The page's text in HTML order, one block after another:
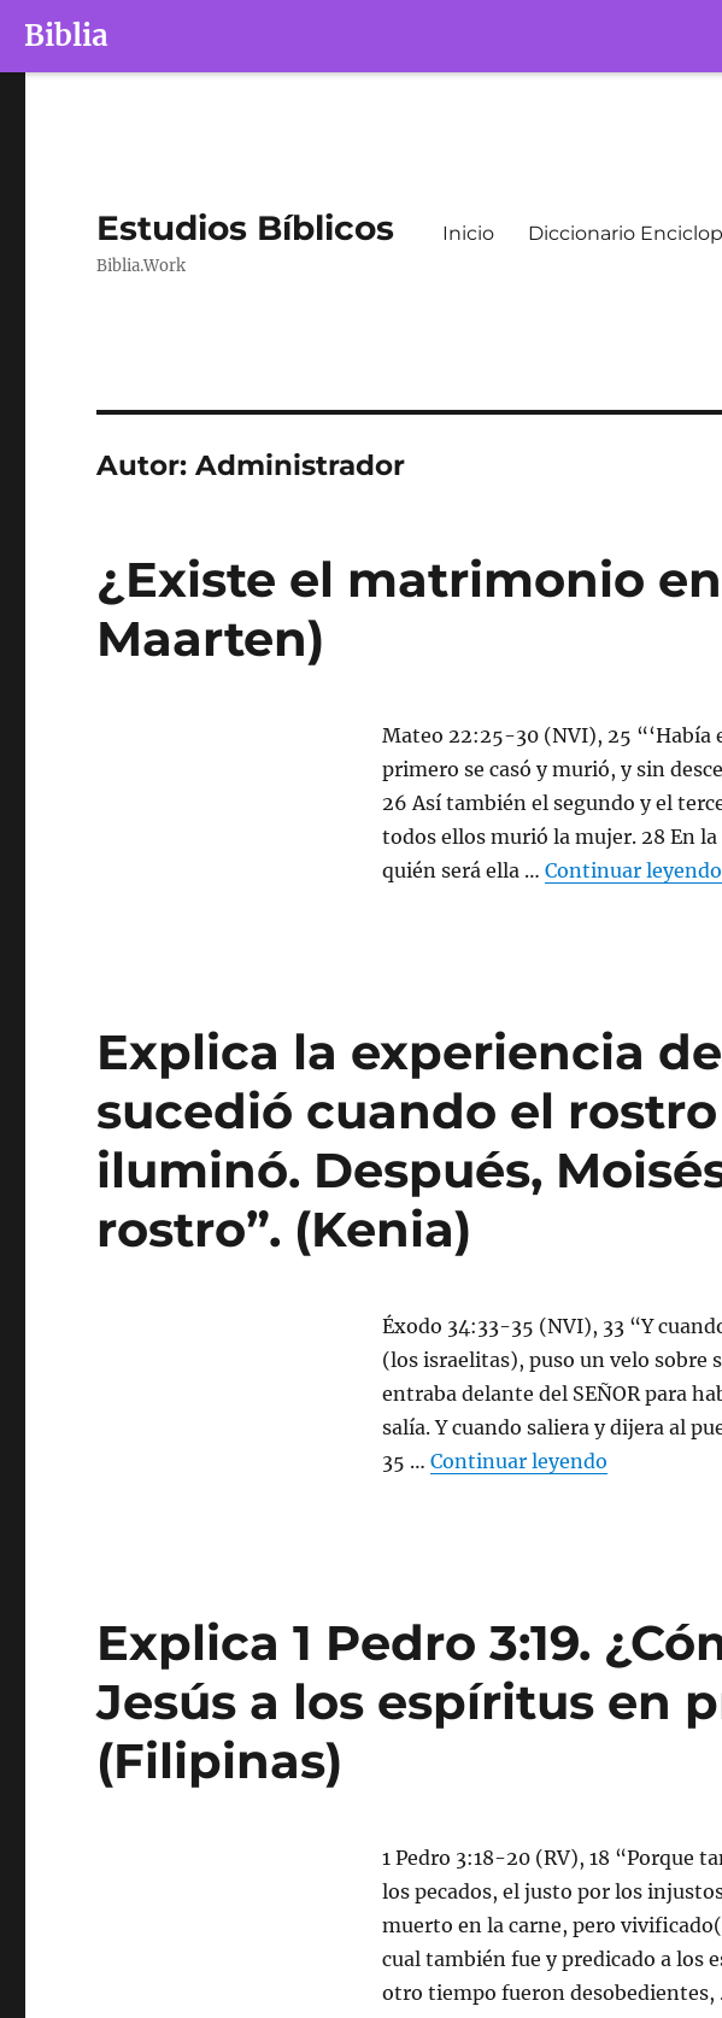
Biblia
Estudios Bíblicos
Biblia.Work
Inicio Diccionario
Autor:Administrador
¿Existe el matrimonio
Maarten)
Mateo 22:25-30 (NVI), 25
primero se casó y murió, y sin
26 Así también el segundo y el
todos ellos murió la mujer. 28 En
quién será ella … Continuar leyendo
Explica la experiencia
sucedió cuando el
iluminó. Después,
rostro”. (Kenia)
Éxodo 34:33-35 (NVI), 33 “Y
(los israelitas), puso un velo sobre
entraba delante del SEÑOR para
salía. Y cuando saliera y dijera al
35 … Continuar leyendo«Explica la
Explica 1 Pedro 3:19.
Jesús a los espíritus en
(Filipinas)
1 Pedro 3:18-20 (RV), 18 “Porque
los pecados, el justo por los
muerto en la carne, pero
cual también fue y predicado a los
otro tiempo fueron desobedientes,